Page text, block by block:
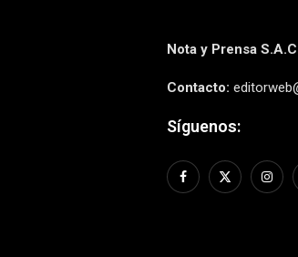
Nota y Prensa
Contacto:
Síguenos: